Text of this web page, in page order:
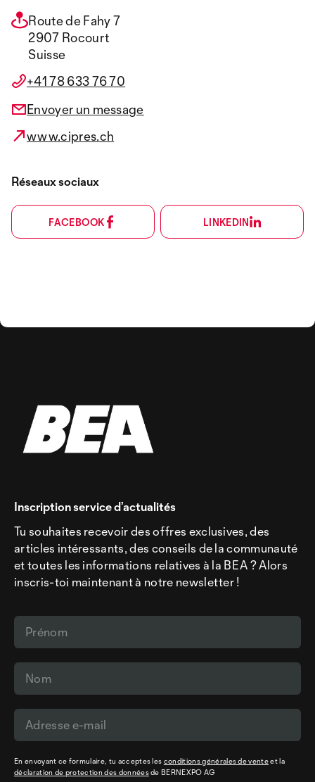
Route de Fahy 7
2907 Rocourt
Suisse
+41 78 633 76 70
Envoyer un message
www.cipres.ch
Réseaux sociaux
FACEBOOK LINKEDIN
Inscription service d’actualités
Tu souhaites recevoir des offres exclusives, des
articles intéressants, des conseils de la communauté
et toutes les informations relatives à la BEA ? Alors
inscris-toi maintenant à notre newsletter !
En envoyant ce formulaire, tu acceptes les conditions générales de venteet la
déclaration de protection des donnéesde BERNEXPO AG